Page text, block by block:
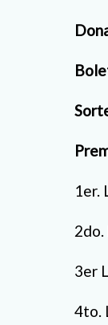
1er.
3er
4to.